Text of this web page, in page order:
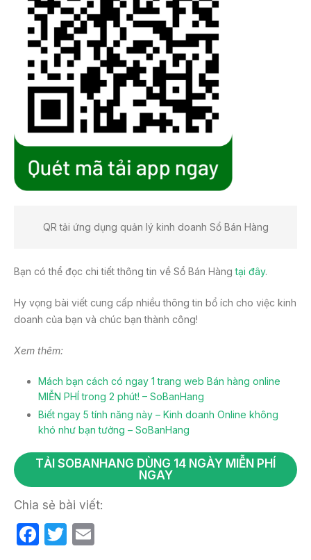
QR tải ứng dụng quản lý kinh doanh Sổ Bán Hàng
Bạn có thể đọc chi tiết thông tin về Sổ Bán Hàngtại đây.
Hy vọng bài viết cung cấp nhiều thông tin bổ ích cho việc kinh
doanh của bạn và chúc bạn thành công!
Xem thêm:
Mách bạn cách có ngay 1 trang web Bán hàng online
MIỄN PHÍ trong 2 phút! – SoBanHang
Biết ngay 5 tính năng này – Kinh doanh Online không
khó như bạn tưởng – SoBanHang
TẢI SOBANHANG DÙNG 14 NGÀY MIỄN PHÍ
NGAY
Chia sẻ bài viết:
F
T